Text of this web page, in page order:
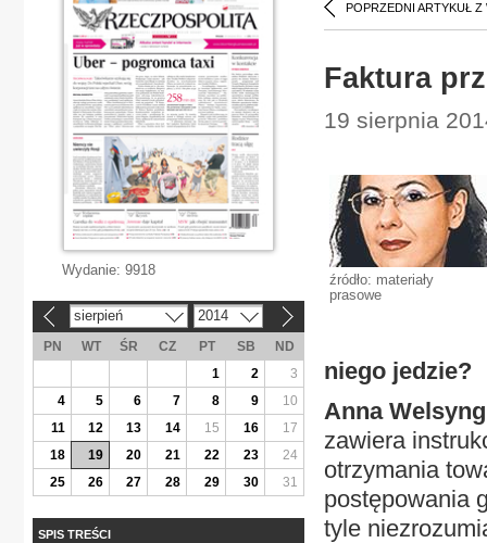
POPRZEDNI ARTYKUŁ Z
Faktura
19 sierpnia
źródło: materiały
prasowe
niego jedzie?
Anna Welsyng
zawiera
otrzymania
postępowania
tyle
Wydanie: 9918
sierpień 2014
PN WT ŚR CZ PT SB
ND
1
2
3
4
5 6 7 8 9
10
11
12 13 14 15 16
17
18
19 20 21 22 23
24
25
26 27 28 29 30 31
SPIS TREŚCI